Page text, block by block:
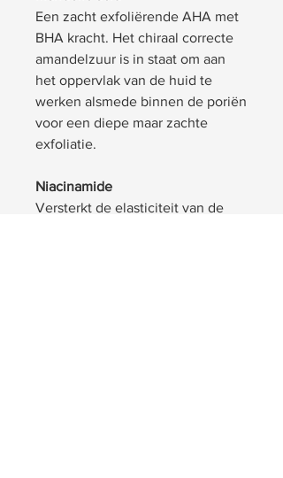
Een zacht exfoliërende AHA met
BHA kracht. Het chiraal correcte
amandelzuur is in staat om aan
het oppervlak van de huid te
werken alsmede binnen de poriën
voor een diepe maar zachte
exfoliatie.
Niacinamide
Versterkt de elasticiteit van de